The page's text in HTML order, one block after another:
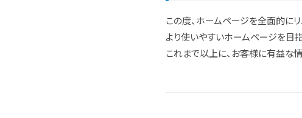
この度、ホームページを全面的に
より使いやすいホームページを目
これまで以上に、お客様に有益な